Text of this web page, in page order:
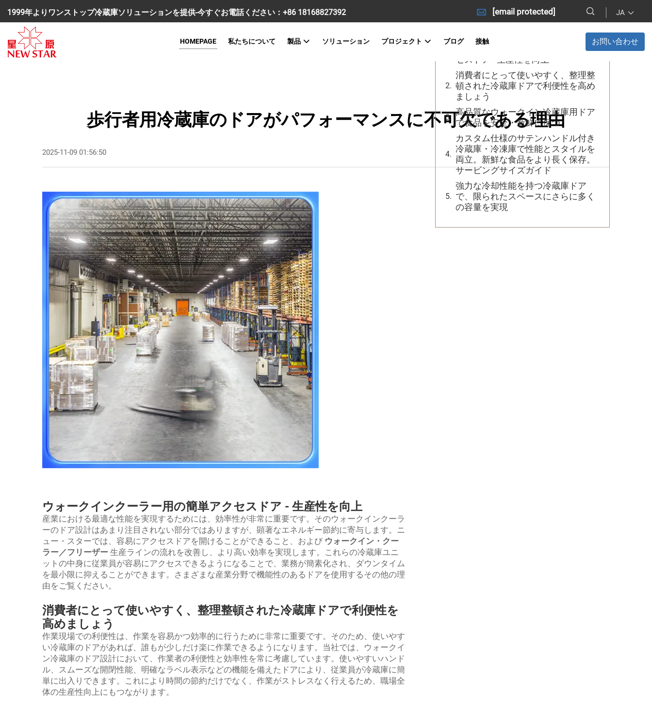
1999年よりワンストップ冷蔵庫ソリューションを提供-今すぐお電話ください： +86 18168827392 [email protected] JA
HOMEPAGE 私たちについて 製品 ソリューション プロジェクト ブログ 接触 お問い合わせ
歩行者用冷蔵庫のドアがパフォーマンスに不可欠である理由
2025-11-09 01:56:50
ウォークインクーラー用の簡単アクセスドア - 生産性を向上
産業における最適な性能を実現するためには、効率性が非常に重要です。そのウォークインクーラ
ーのドア設計はあまり注目されない部分ではありますが、顕著なエネルギー節約に寄与します。ニ
ュー・スターでは、容易にアクセスドアを開けることができること、および ウォークイン・クー
ラー／フリーザー 生産ラインの流れを改善し、より高い効率を実現します。これらの冷蔵庫ユニ
ットの中身に従業員が容易にアクセスできるようになることで、業務が簡素化され、ダウンタイム
を最小限に抑えることができます。さまざまな産業分野で機能性のあるドアを使用するその他の理
由をご覧ください。
消費者にとって使いやすく、整理整頓された冷蔵庫ドアで利便性を
高めましょう
作業現場での利便性は、作業を容易かつ効率的に行うために非常に重要です。そのため、使いやす
い冷蔵庫のドアがあれば、誰もが少しだけ楽に作業できるようになります。当社では、ウォークイ
ン冷蔵庫のドア設計において、作業者の利便性と効率性を常に考慮しています。使いやすいハンド
ル、スムーズな開閉性能、明確なラベル表示などの機能を備えたドアにより、従業員が冷蔵庫に簡
単に出入りできます。これにより時間の節約だけでなく、作業がストレスなく行えるため、職場全
体の生産性向上にもつながります。
ウォークインクーラー用の簡単アク
セスドア - 生産性を向上
消費者にとって使いやすく、整理整
頓された冷蔵庫ドアで利便性を高め
ましょう
高品質なウォークイン冷蔵庫用ドア
で食品を安全・新鮮に保つ
カスタム仕様のサテンハンドル付き
冷蔵庫・冷凍庫で性能とスタイルを
両立。新鮮な食品をより長く保存。
サービングサイズガイド
強力な冷却性能を持つ冷蔵庫ドア
で、限られたスペースにさらに多く
の容量を実現